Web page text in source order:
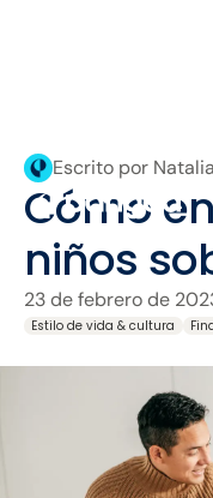
Escrito por
Cómo
niños
23 de febrero de
Estilo de vida & cultura